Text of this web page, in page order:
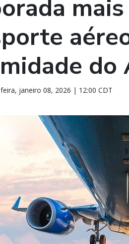
do
janeiro 08, 2026 | 12:00 CDT